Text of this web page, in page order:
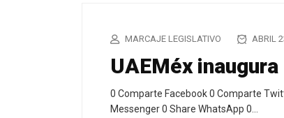
MARCAJE LEGISLATIVO ABRIL
UAEMéx
0 Comparte Facebook 0 Comparte
Messenger 0 Share WhatsApp 0…